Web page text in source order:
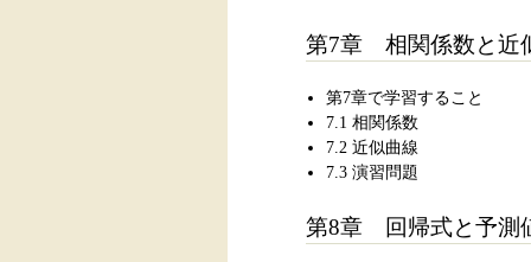
第7章 相関係数と近
第7章で学習すること
7.1 相関係数
7.2 近似曲線
7.3 演習問題
第8章 回帰式と予測